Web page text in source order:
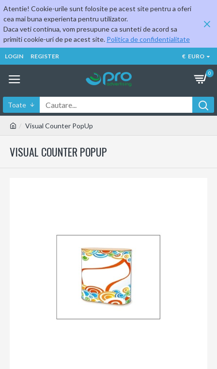
Atentie! Cookie-urile sunt folosite pe acest site pentru a oferi
cea mai buna experienta pentru utilizator.
Daca veti continua, vom presupune ca sunteti de acord sa
primiti cookie-uri de pe acest site. Politica de confidentialitate
LOGIN REGISTER € EURO
0
Toate
Visual Counter PopUp
VISUAL COUNTER POPUP